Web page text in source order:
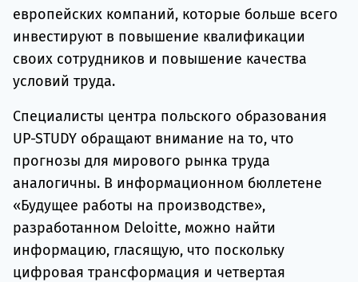
европейских компаний, которые больше всего
инвестируют в повышение квалификации
своих сотрудников и повышение качества
условий труда.
Специалисты центра польского образования
UP-STUDY обращают внимание на то, что
прогнозы для мирового рынка труда
аналогичны. В информационном бюллетене
«Будущее работы на производстве»,
разработанном Deloitte, можно найти
информацию, гласящую, что поскольку
цифровая трансформация и четвертая